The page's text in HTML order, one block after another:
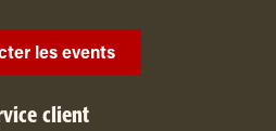
les events
client